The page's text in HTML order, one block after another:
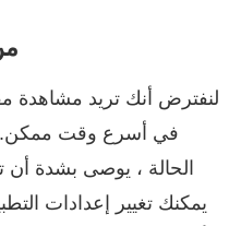
لنفترض أنك تريد مشاهدة
الحالة ، يوصى بشدة أن
يمكنك تغيير إعدادات